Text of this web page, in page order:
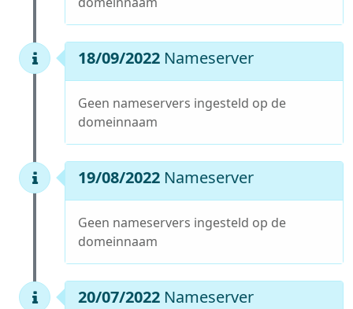
18/09/2022 Nameserver
Geen nameservers ingesteld op de
domeinnaam
19/08/2022 Nameserver
Geen nameservers ingesteld op de
domeinnaam
20/07/2022 Nameserver